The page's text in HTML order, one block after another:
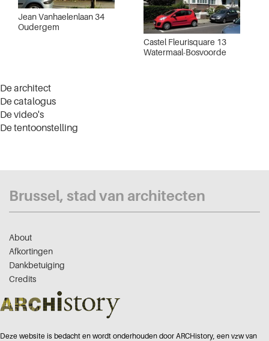
Jean Vanhaelenlaan 34
Oudergem
Castel Fleurisquare 13
Watermaal-Bosvoorde
De architect
De catalogus
De video's
De tentoonstelling
Brussel, stad van architecten
About
Afkortingen
Dankbetuiging
Credits
Deze website is bedacht en wordt onderhouden door ARCHistory, een vzw van